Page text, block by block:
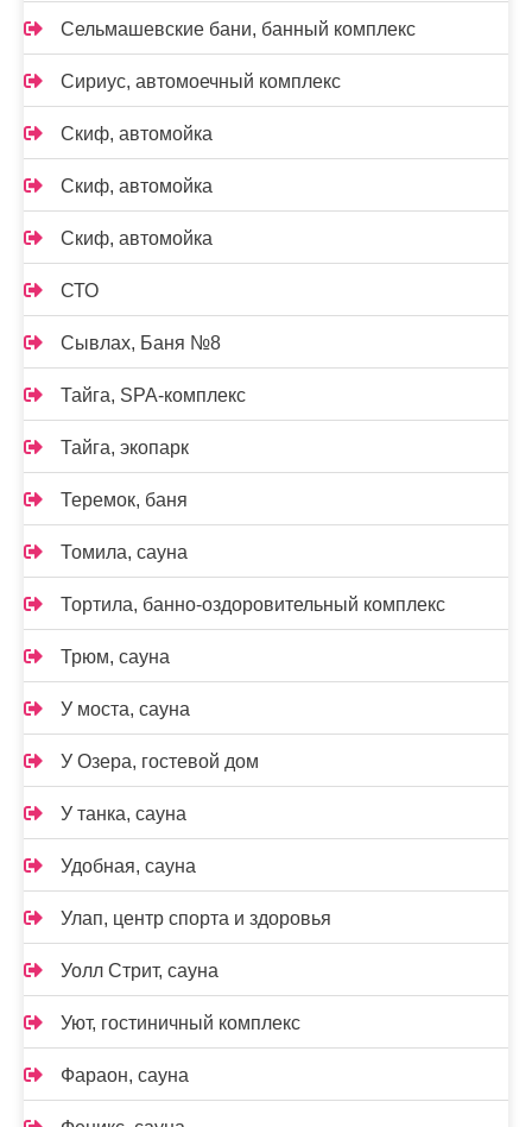
Сельмашевские бани, банный комплекс
Сириус, автомоечный комплекс
Скиф, автомойка
Скиф, автомойка
Скиф, автомойка
СТО
Сывлах, Баня №8
Тайга, SPA-комплекс
Тайга, экопарк
Теремок, баня
Томила, сауна
Тортила, банно-оздоровительный комплекс
Трюм, сауна
У моста, сауна
У Озера, гостевой дом
У танка, сауна
Удобная, сауна
Улап, центр спорта и здоровья
Уолл Стрит, сауна
Уют, гостиничный комплекс
Фараон, сауна